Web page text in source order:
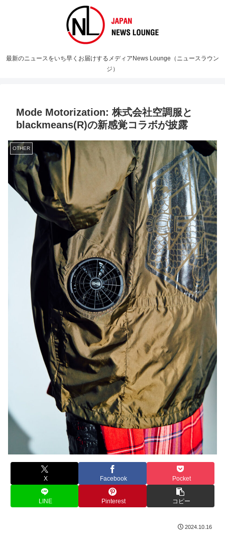
最新のニュースをいち早くお届けするメディアNews Lounge（ニュースラウン
ジ）
Mode Motorization: 株式会社空調服と
blackmeans(R)の新感覚コラボが披露
OTHER
X Facebook Pocket
LINE Pinterest コピー
2024.10.16